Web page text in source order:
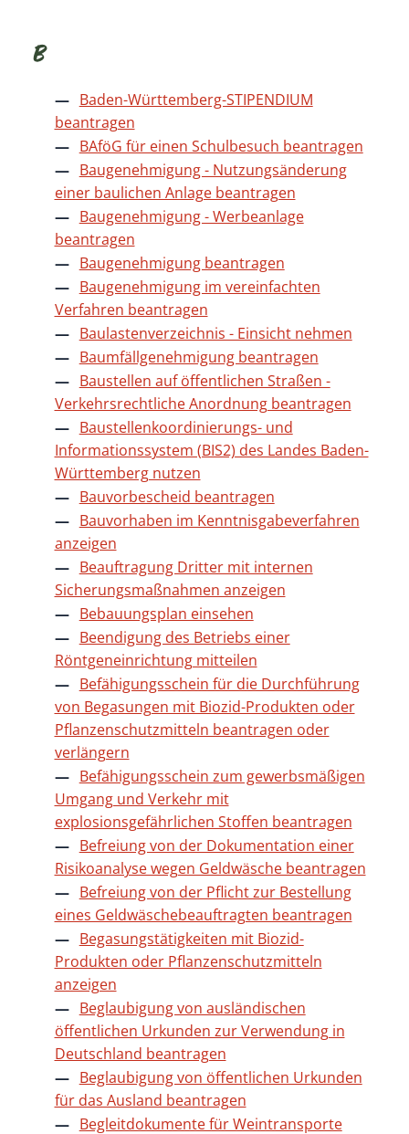
B
Baden-Württemberg-STIPENDIUM
beantragen
BAföG für einen Schulbesuch beantragen
Baugenehmigung - Nutzungsänderung
einer baulichen Anlage beantragen
Baugenehmigung - Werbeanlage
beantragen
Baugenehmigung beantragen
Baugenehmigung im vereinfachten
Verfahren beantragen
Baulastenverzeichnis - Einsicht nehmen
Baumfällgenehmigung beantragen
Baustellen auf öffentlichen Straßen -
Verkehrsrechtliche Anordnung beantragen
Baustellenkoordinierungs- und
Informationssystem (BIS2) des Landes Baden-
Württemberg nutzen
Bauvorbescheid beantragen
Bauvorhaben im Kenntnisgabeverfahren
anzeigen
Beauftragung Dritter mit internen
Sicherungsmaßnahmen anzeigen
Bebauungsplan einsehen
Beendigung des Betriebs einer
Röntgeneinrichtung mitteilen
Befähigungsschein für die Durchführung
von Begasungen mit Biozid-Produkten oder
Pflanzenschutzmitteln beantragen oder
verlängern
Befähigungsschein zum gewerbsmäßigen
Umgang und Verkehr mit
explosionsgefährlichen Stoffen beantragen
Befreiung von der Dokumentation einer
Risikoanalyse wegen Geldwäsche beantragen
Befreiung von der Pflicht zur Bestellung
eines Geldwäschebeauftragten beantragen
Begasungstätigkeiten mit Biozid-
Produkten oder Pflanzenschutzmitteln
anzeigen
Beglaubigung von ausländischen
öffentlichen Urkunden zur Verwendung in
Deutschland beantragen
Beglaubigung von öffentlichen Urkunden
für das Ausland beantragen
Begleitdokumente für Weintransporte